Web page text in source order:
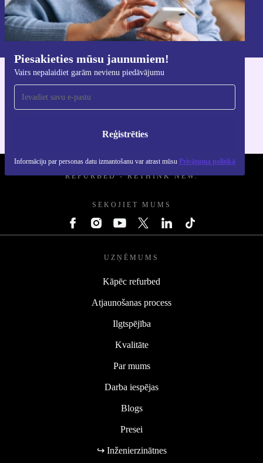
Piesakieties mūsu jaunumiem!
Vairs nepalaidiet garām nevienu piedāvājumu
Reģistrēties
Informāciju par personas datu izmantošanu var atrast mūsu Privātuma politikā
Reģistrēties
Informāciju par personas datu izmantošanu varat atrast mūsu
Privātuma politikā.
Lejupielādējiet refurbed lietotni
iOS un Android ierīcēm
REFURBED - RETHINK NEW.
SEKOJIET MUMS
UZŅĒMUMS
Kāpēc refurbed
Atjaunošanas process
Ilgtspējība
Kvalitāte
Par mums
Darba iespējas
Blogs
Presei
↪ Inženierzinātnes